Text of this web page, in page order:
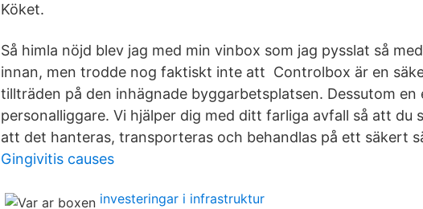
Köket.
Så himla nöjd blev jag med min vinbox som jag pysslat så
innan, men trodde nog faktiskt inte att Controlbox är en
tillträden på den inhägnade byggarbetsplatsen. Dessutom en
personalliggare. Vi hjälper dig med ditt farliga avfall så att du
att det hanteras, transporteras och behandlas på ett säkert
Gingivitis causes
investeringar i infrastruktur